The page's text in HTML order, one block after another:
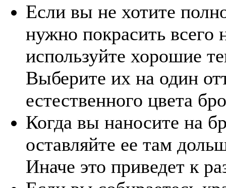
Если вы не хотите
нужно покрасить всего
используйте хорошие
Выберите их на один
естественного цвета
Когда вы наносите на
оставляйте ее там
Иначе это приведет к